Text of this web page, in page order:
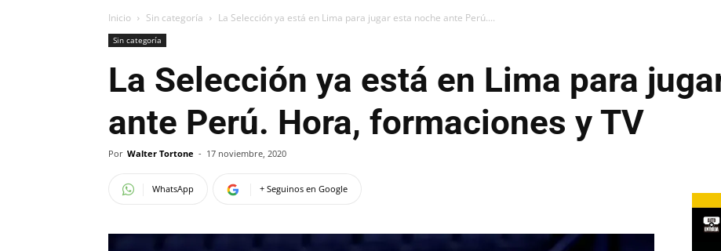
Inicio Sin categoría La Selección ya está en Lima para jugar esta noche ante Perú....
Sin categoría
La Selección ya está en Lima para
ante Perú. Hora, formaciones y TV
Por Walter Tortone - 17 noviembre, 2020
WhatsApp + Seguinos en Google